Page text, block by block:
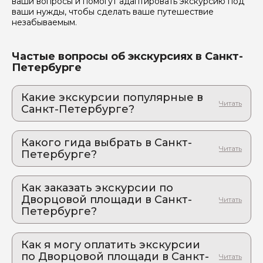
ваши нужды, чтобы сделать ваше путешествие
незабываемым.
Частые вопросы об экскурсиях в Санкт-
Петербурге
Какие экскурсии популярные в
Санкт-Петербурге?
Петропавловской крепости
Откройте для себя закулисье истории – от царей
до революционеров
2. Эрмитаж – блистательная жемчужина
Петербурга (билеты включены)
Место, где искусство, власть и драма встречаются
лицом к лицу
3. Северная Венеция
Откройте для себя тайны Петербурга: экскурсия
по скрытым жемчужинам Северной столицы
4. Петербург глазами женщин: история для
Какого гида выбрать в Санкт-
Петербурге?
2. Наталья.О 835
3. Александр.А 212
4. Мария.П 692
5. Анна.К 164
Как заказать экскурсии по
Дворцовой площади в Санкт-
Петербурге?
Едем»:
выберите экскурсию, на которую вы хотите
Как я могу оплатить экскурсии
по Дворцовой площади в Санкт-